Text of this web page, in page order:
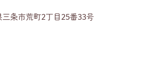
条市荒町2丁目25番33号